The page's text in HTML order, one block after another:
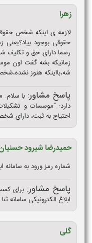
زهرا
لازمه ی اینکه شخص
حقوقی بوجود
رسما دارای حق و
زمانیکه بشه گفت اون
شه،بااینکه هنوز
پاسخ مشاور:
دارد: "موسسات و
احتیاج به ثبت، دارای
حمیدرضا شیرود
شماره رمز ورود به سامانه
پاسخ مشاور: برای
ابلاغ الکترونیکی سامانه
گلی